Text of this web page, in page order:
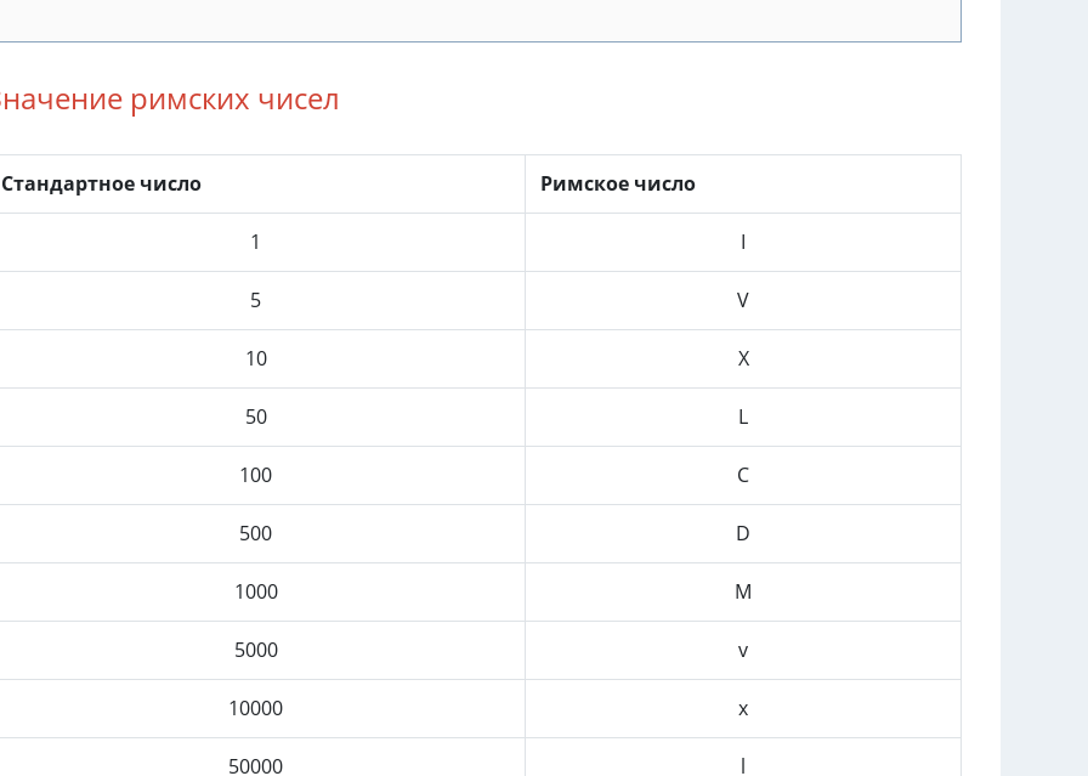
римских чисел
Стандартное число Римское число
1 I
5 V
10 X
50 L
100 C
500 D
1000 M
5000 v
10000 x
50000 l